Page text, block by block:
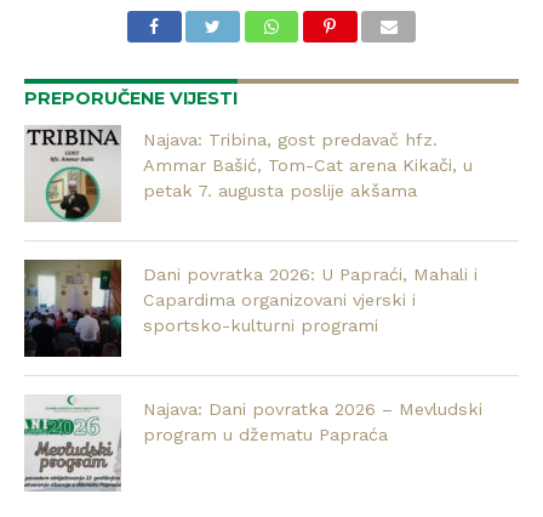
PREPORUČENE VIJESTI
Najava: Tribina, gost predavač hfz.
Ammar Bašić, Tom-Cat arena Kikači, u
petak 7. augusta poslije akšama
Dani povratka 2026: U Papraći, Mahali i
Capardima organizovani vjerski i
sportsko-kulturni programi
Najava: Dani povratka 2026 – Mevludski
program u džematu Papraća